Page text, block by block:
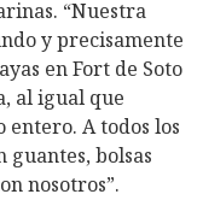
“Nuestra
y precisamente
en Fort de Soto
al igual que
entero. A todos los
bolsas
nosotros”.